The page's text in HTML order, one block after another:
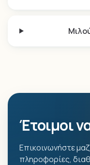
Έτοιμοι
Επικοινωνήστε
πληροφορίες,